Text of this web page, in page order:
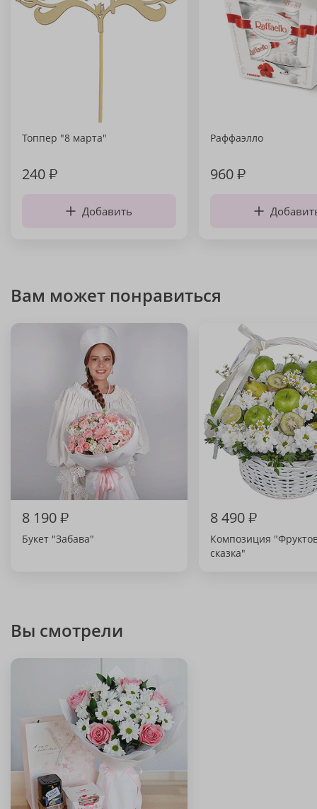
Топпер "8 марта"
240₽
Добавить
Раффаэлло
960₽
Вам может понравиться
8 190₽
Букет "Забава"
8 490₽
Композиция
сказка"
Вы смотрели